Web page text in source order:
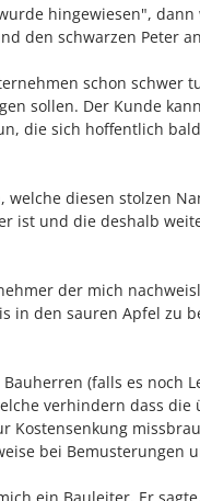
hingewiesen",
den schwarzen Peter
schon schwer
sollen. Der Kunde
die sich hoffentlich
welche diesen stolzen
ist und die deshalb
der mich
in den sauren Apfel zu
(falls es noch
verhindern dass
Kostensenkung
bei Bemusterungen